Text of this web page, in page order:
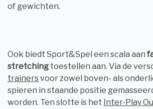
of gewichten.
Ook biedt Sport&Spel een scala aan
stretchingtoestellen aan. Via de
trainersvoor zowel boven- als
spieren in staande positie
worden. Ten slotte is het Inter-Play